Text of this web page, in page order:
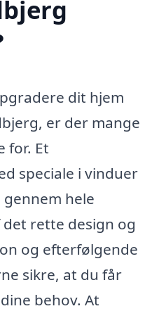
dit hjem
er der mange
for. Et
speciale i vinduer
hele
det rette design og
og efterfølgende
sikre, at du får
behov. At